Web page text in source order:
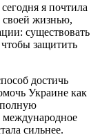
я почтила
жизнью,
существовать
защитить
достичь
Украине как
полную
международное
сильнее.